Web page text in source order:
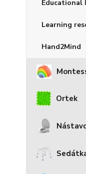
Educational
Learning
Hand2Mind
Ortek